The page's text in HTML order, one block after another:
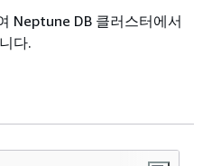
Neptune DB 클러스터에서
다.